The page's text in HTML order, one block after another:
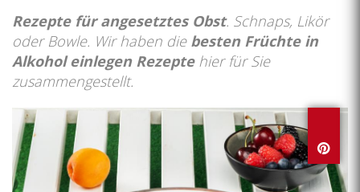
Rezepte für angesetztes Obst. Schnaps, Likör
oder Bowle. Wir haben die besten Früchte in
Alkohol einlegen Rezeptehier für Sie
zusammengestellt.